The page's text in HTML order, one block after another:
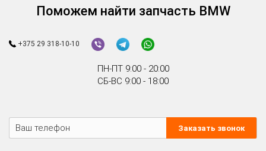
Поможем найти запчасть BMW
+375 29 318-10-10
ПН-ПТ 9:00 - 20:00
СБ-ВС 9:00 - 18:00
Заказать звонок